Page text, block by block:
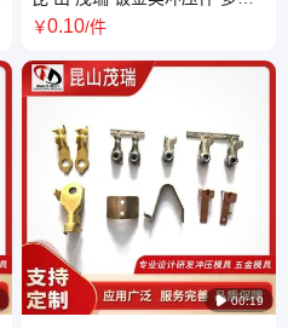
规格可选 满足多元需求
￥0.10/件
 00:19